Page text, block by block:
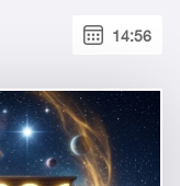
14:56